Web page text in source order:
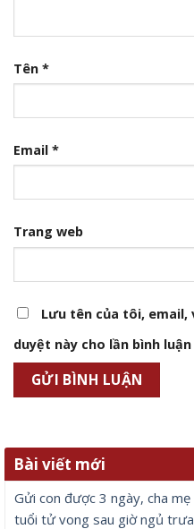
Tên *
Email *
Trang web
Lưu tên của tôi,
duyệt này cho lần bình
Bài viết mới
Gửi con được 3 ngày, cha
tuổi tử vong sau giờ ngủ trưa